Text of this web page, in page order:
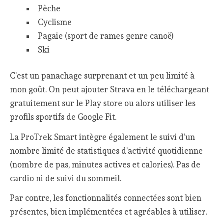
Pèche
Cyclisme
Pagaie (sport de rames genre canoë)
Ski
C’est un panachage surprenant et un peu limité à
mon goût. On peut ajouter Strava en le téléchargeant
gratuitement sur le Play store ou alors utiliser les
profils sportifs de Google Fit.
La ProTrek Smart intègre également le suivi d’un
nombre limité de statistiques d’activité quotidienne
(nombre de pas, minutes actives et calories). Pas de
cardio ni de suivi du sommeil.
Par contre, les fonctionnalités connectées sont bien
présentes, bien implémentées et agréables à utiliser.